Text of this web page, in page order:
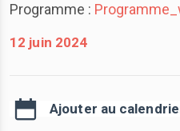
Programme :
12 juin 2024
Ajouter au